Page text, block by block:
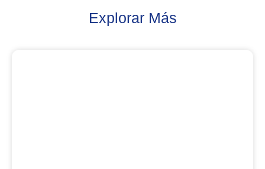
Explorar Más